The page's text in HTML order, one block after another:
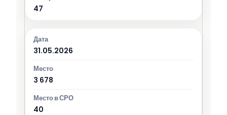
47
31.05.2026
3 678
40